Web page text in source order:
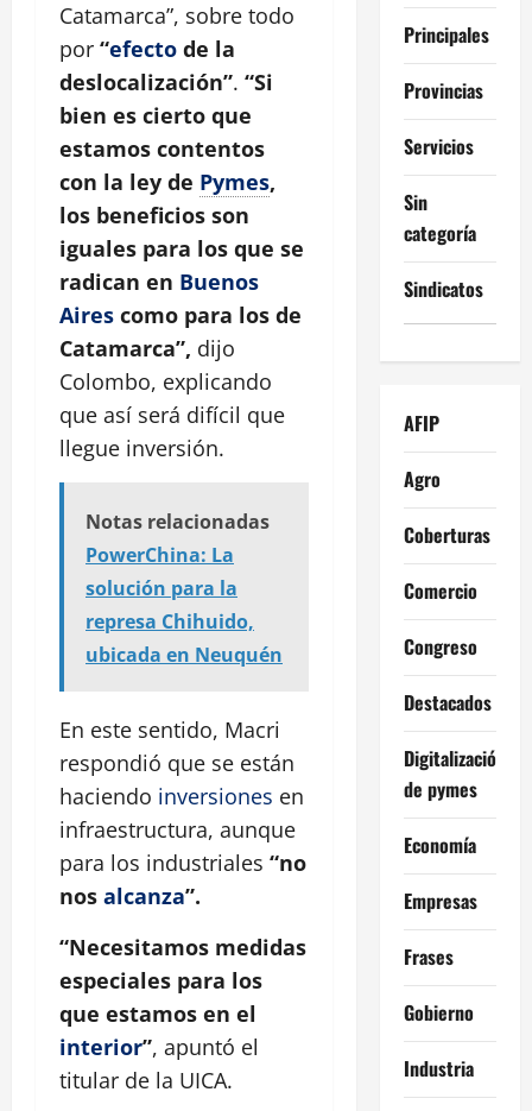
Catamarca”, sobre todo
por “efecto de la
deslocalización”. “Si
bien es cierto que
estamos contentos
con la ley de Pymes,
los beneficios son
iguales para los que se
radican en Buenos
Aires como para los de
Catamarca”, dijo
Colombo, explicando
que así será difícil que
llegue inversión.
Notas relacionadas
PowerChina: La
solución para la
represa Chihuido,
ubicada en Neuquén
En este sentido, Macri
respondió que se están
haciendo inversiones en
infraestructura, aunque
para los industriales “no
nos alcanza”.
“Necesitamos medidas
especiales para los
que estamos en el
interior”, apuntó el
titular de la UICA.
Principales
Provincias
Servicios
Sin
categoría
Sindicatos
AFIP
Agro
Coberturas
Comercio
Congreso
Destacados
Digitalización
de pymes
Economía
Empresas
Frases
Gobierno
Industria